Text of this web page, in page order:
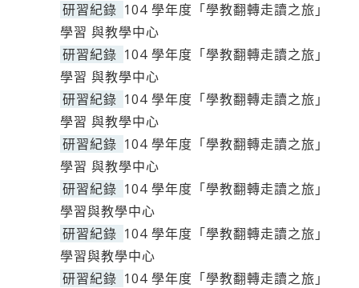
研習紀錄 104 學年度「學教翻轉走讀之旅」
學習 與教學中心
研習紀錄 104 學年度「學教翻轉走讀之旅」
學習 與教學中心
研習紀錄 104 學年度「學教翻轉走讀之旅」
學習 與教學中心
研習紀錄 104 學年度「學教翻轉走讀之旅」
學習 與教學中心
研習紀錄 104 學年度「學教翻轉走讀之旅」
學習與教學中心
研習紀錄 104 學年度「學教翻轉走讀之旅」
學習與教學中心
研習紀錄 104 學年度「學教翻轉走讀之旅」